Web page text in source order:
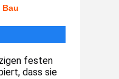
festen
dass sie